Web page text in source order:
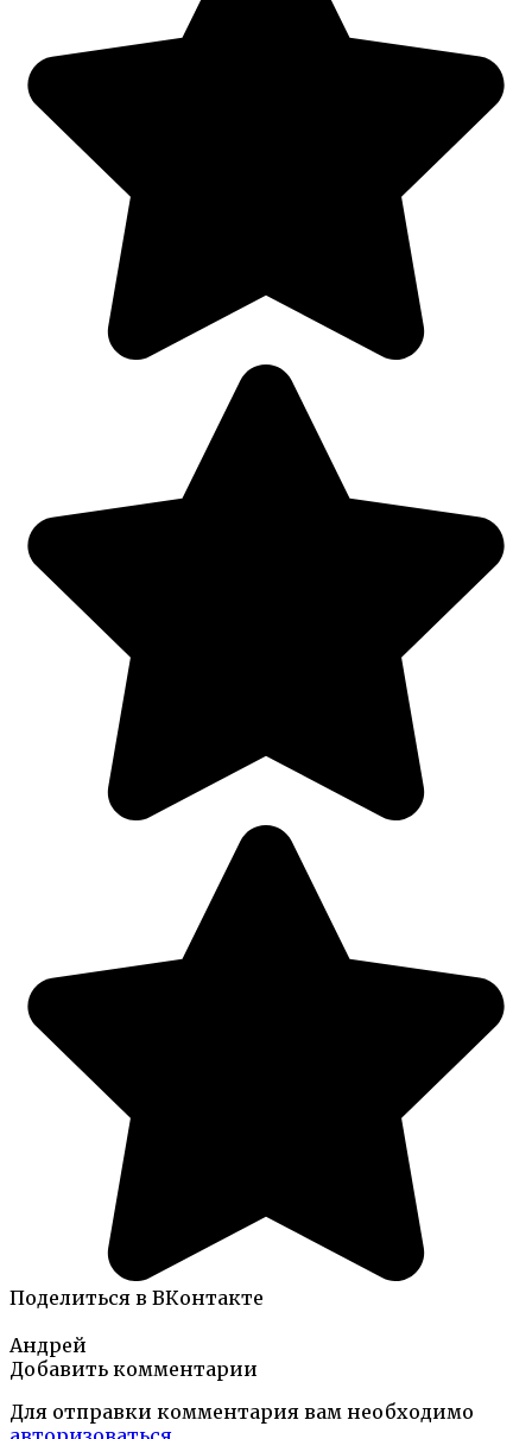
Поделиться в ВКонтакте
Андрей
Добавить комментарии
Для отправки комментария вам необходимо